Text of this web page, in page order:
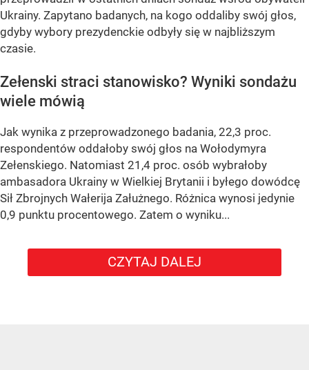
Ukrainy. Zapytano badanych, na kogo oddaliby swój głos,
gdyby wybory prezydenckie odbyły się w najbliższym
czasie.
Zełenski straci stanowisko? Wyniki sondażu
wiele mówią
Jak wynika z przeprowadzonego badania, 22,3 proc.
respondentów oddałoby swój głos na Wołodymyra
Zełenskiego. Natomiast 21,4 proc. osób wybrałoby
ambasadora Ukrainy w Wielkiej Brytanii i byłego dowódcę
Sił Zbrojnych Wałerija Załużnego. Różnica wynosi jedynie
0,9 punktu procentowego. Zatem o wyniku...
CZYTAJ DALEJ